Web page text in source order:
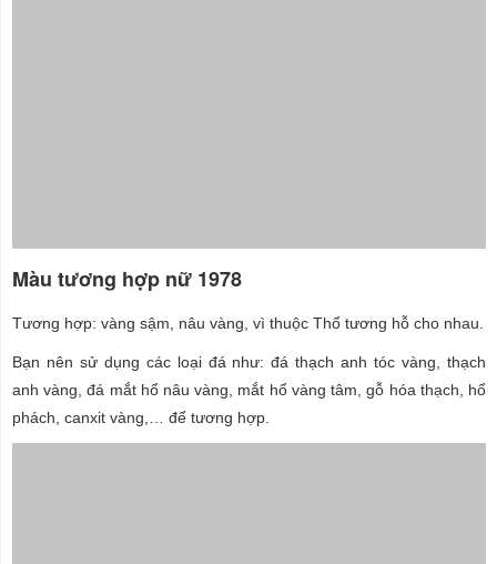
Màu tương hợp nữ 1978
Tương hợp: vàng sậm, nâu vàng, vì thuộc Thổ tương hỗ cho nhau.
Bạn nên sử dụng các loại đá như: đá thạch anh tóc vàng, thạch
anh vàng, đá mắt hổ nâu vàng, mắt hổ vàng tâm, gỗ hóa thạch, hổ
phách, canxit vàng,… để tương hợp.